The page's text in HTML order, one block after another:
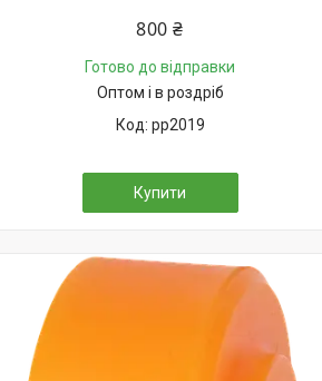
800 ₴
Готово до відправки
Оптом і в роздріб
pp2019
Купити